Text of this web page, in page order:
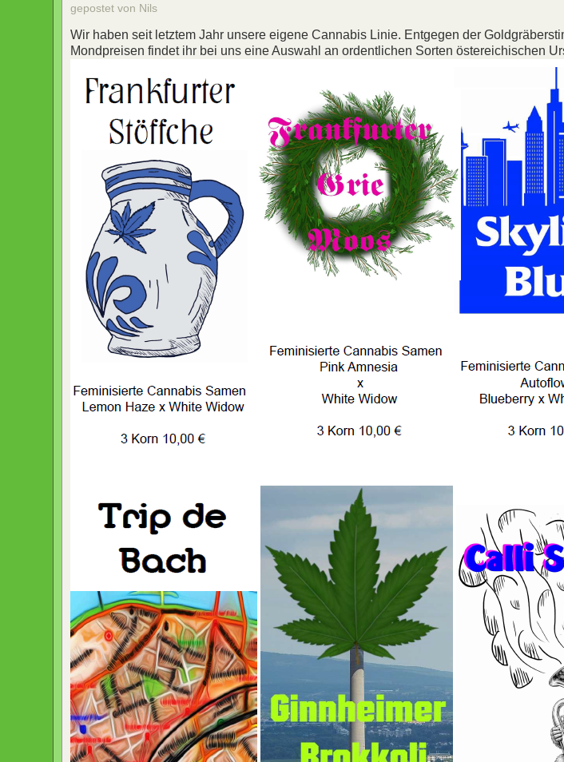
gepostet von Nils
Wir haben seit letztem Jahr unsere eigene Cannabis Linie. Entgegen der
Mondpreisen findet ihr bei uns eine Auswahl an ordentlichen Sorten östereichischen